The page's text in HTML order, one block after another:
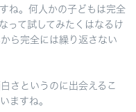
ね。何人かの子どもは完全
って試してみたくはなるけ
ら完全には繰り返さない
さというのに出会えるこ
ますね。